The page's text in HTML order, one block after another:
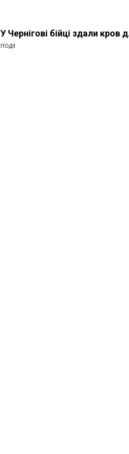
У Чернігові бійці здали кров
ПОДІЇ